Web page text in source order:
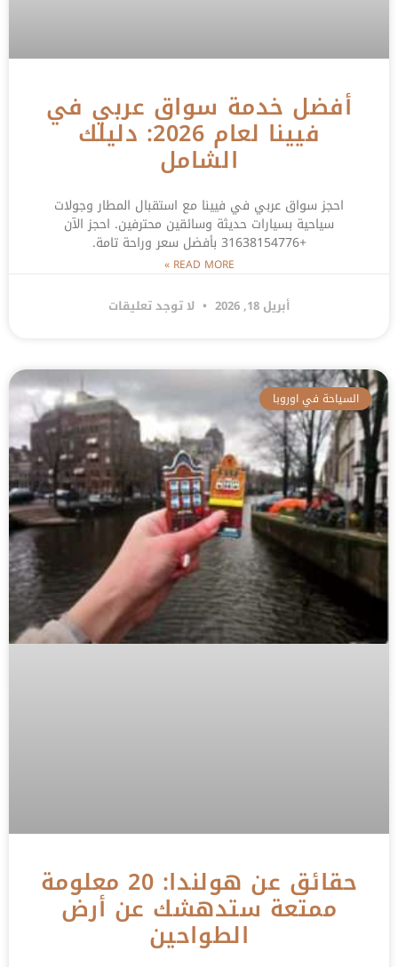
أفضل خدمة سواق عربي في
فيينا لعام 2026: دليلك
الشامل
احجز سواق عربي في فيينا مع استقبال المطار وجولات
سياحية بسيارات حديثة وسائقين محترفين. احجز الآن
+31638154776 بأفضل سعر وراحة تامة.
READ MORE »
أبريل 18, 2026 لا توجد تعليقات
السياحة في اوروبا
حقائق عن هولندا: 20 معلومة
ممتعة ستدهشك عن أرض
الطواحين